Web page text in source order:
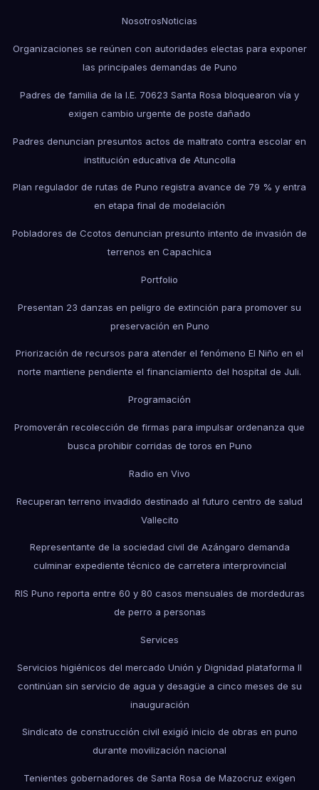
NosotrosNoticias
Organizaciones se reúnen con autoridades electas para exponer
las principales demandas de Puno
Padres de familia de la I.E. 70623 Santa Rosa bloquearon vía y
exigen cambio urgente de poste dañado
Padres denuncian presuntos actos de maltrato contra escolar en
institución educativa de Atuncolla
Plan regulador de rutas de Puno registra avance de 79 % y entra
en etapa final de modelación
Pobladores de Ccotos denuncian presunto intento de invasión de
terrenos en Capachica
Portfolio
Presentan 23 danzas en peligro de extinción para promover su
preservación en Puno
Priorización de recursos para atender el fenómeno El Niño en el
norte mantiene pendiente el financiamiento del hospital de Juli.
Programación
Promoverán recolección de firmas para impulsar ordenanza que
busca prohibir corridas de toros en Puno
Radio en Vivo
Recuperan terreno invadido destinado al futuro centro de salud
Vallecito
Representante de la sociedad civil de Azángaro demanda
culminar expediente técnico de carretera interprovincial
RIS Puno reporta entre 60 y 80 casos mensuales de mordeduras
de perro a personas
Services
Servicios higiénicos del mercado Unión y Dignidad plataforma II
continúan sin servicio de agua y desagüe a cinco meses de su
inauguración
Sindicato de construcción civil exigió inicio de obras en puno
durante movilización nacional
Tenientes gobernadores de Santa Rosa de Mazocruz exigen